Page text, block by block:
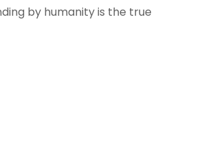
by humanity is the true